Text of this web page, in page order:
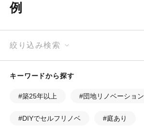
例
絞り込み検索
キーワードから探す
#築25年以上 #団地リノベーション
#DIYでセルフリノベ #庭あり